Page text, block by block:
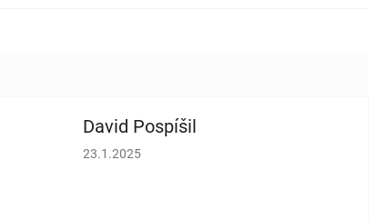
David Pospíšil
Hodnocení obchodu je 5 z 5 hvězdiček.
23.1.2025